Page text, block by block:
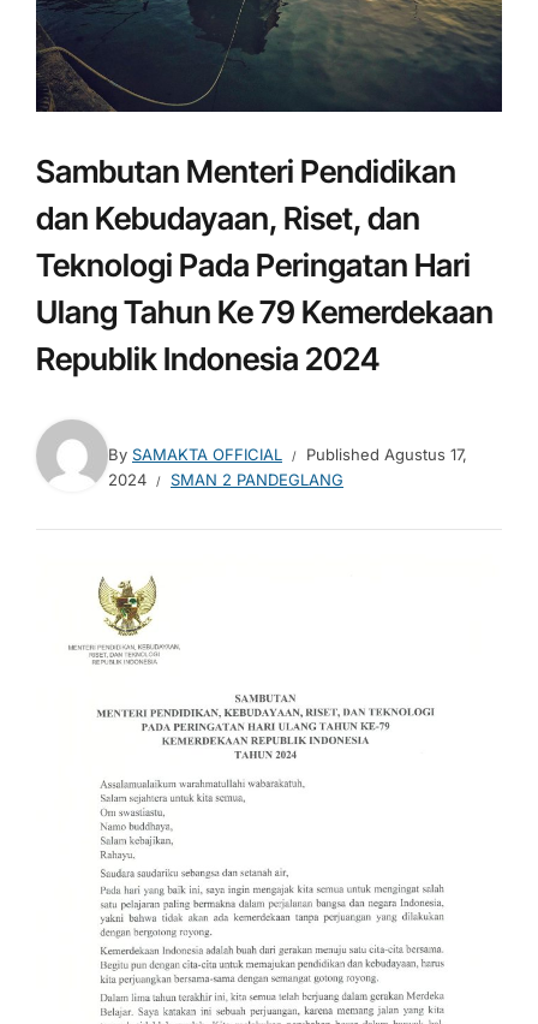
Sambutan Menteri Pendidikan
dan Kebudayaan, Riset, dan
Teknologi Pada Peringatan Hari
Ulang Tahun Ke 79 Kemerdekaan
Republik Indonesia 2024
By SAMAKTA OFFICIAL Published Agustus 17,
2024
SMAN 2 PANDEGLANG